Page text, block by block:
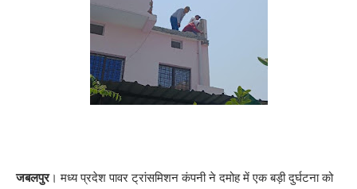
जबलपुर। मध्य प्रदेश पावर ट्रांसमिशन कंपनी ने दमोह में एक बड़ी दुर्घटना को